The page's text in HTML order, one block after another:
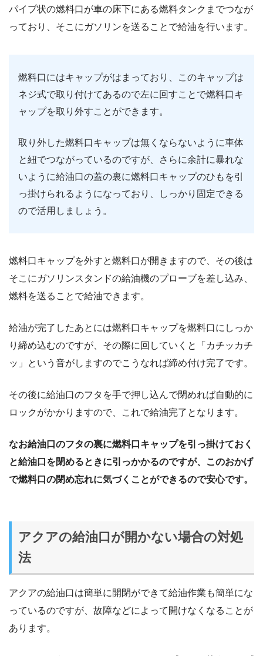
パイプ状の燃料口が車の床下にある燃料タンクまでつなが
っており、そこにガソリンを送ることで給油を行います。
燃料口にはキャップがはまっており、このキャップは
ネジ式で取り付けてあるので左に回すことで燃料口キ
ャップを取り外すことができます。
取り外した燃料口キャップは無くならないように車体
と紐でつながっているのですが、さらに余計に暴れな
いように給油口の蓋の裏に燃料口キャップのひもを引
っ掛けられるようになっており、しっかり固定できる
ので活用しましょう。
燃料口キャップを外すと燃料口が開きますので、その後は
そこにガソリンスタンドの給油機のプローブを差し込み、
燃料を送ることで給油できます。
給油が完了したあとには燃料口キャップを燃料口にしっか
り締め込むのですが、その際に回していくと「カチッカチ
ッ」という音がしますのでこうなれば締め付け完了です。
その後に給油口のフタを手で押し込んで閉めれば自動的に
ロックがかかりますので、これで給油完了となります。
なお給油口のフタの裏に燃料口キャップを引っ掛けておく
と給油口を閉めるときに引っかかるのですが、このおかげ
で燃料口の閉め忘れに気づくことができるので安心です。
アクアの給油口が開かない場合の対処
法
アクアの給油口は簡単に開閉ができて給油作業も簡単にな
っているのですが、故障などによって開けなくなることが
あります。